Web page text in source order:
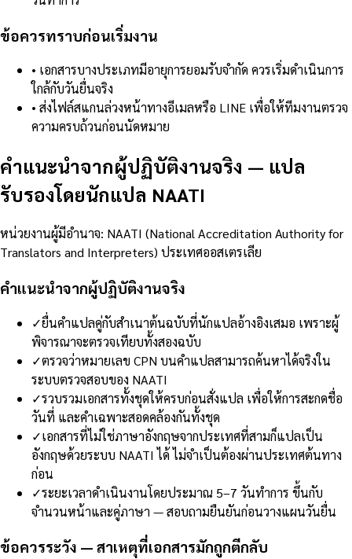
ข้อควรทราบก่อนเริ่มงาน
• เอกสารบางประเภทมีอายุการยอมรับจำกัด ควรเริ่มดำเนินการ
ใกล้กับวันยื่นจริง
• ส่งไฟล์สแกนล่วงหน้าทางอีเมลหรือ LINE เพื่อให้ทีมงานตรวจ
ความครบถ้วนก่อนนัดหมาย
คำแนะนำจากผู้ปฏิบัติงานจริง — แปล
รับรองโดยนักแปล NAATI
หน่วยงานผู้มีอำนาจ: NAATI (National Accreditation Authority for
Translators and Interpreters) ประเทศออสเตรเลีย
คำแนะนำจากผู้ปฏิบัติงานจริง
✓ยื่นคำแปลคู่กับสำเนาต้นฉบับที่นักแปลอ้างอิงเสมอ เพราะผู้
พิจารณาจะตรวจเทียบทั้งสองฉบับ
✓ตรวจว่าหมายเลข CPN บนคำแปลสามารถค้นหาได้จริงใน
ระบบตรวจสอบของ NAATI
✓รวบรวมเอกสารทั้งชุดให้ครบก่อนสั่งแปล เพื่อให้การสะกดชื่อ
วันที่ และคำเฉพาะสอดคล้องกันทั้งชุด
✓เอกสารที่ไม่ใช่ภาษาอังกฤษจากประเทศที่สามก็แปลเป็น
อังกฤษด้วยระบบ NAATI ได้ ไม่จำเป็นต้องผ่านประเทศต้นทาง
ก่อน
✓ระยะเวลาดำเนินงานโดยประมาณ 5–7 วันทำการ ขึ้นกับ
จำนวนหน้าและคู่ภาษา — สอบถามยืนยันก่อนวางแผนวันยื่น
ข้อควรระวัง — สาเหตุที่เอกสารมักถูกตีกลับ